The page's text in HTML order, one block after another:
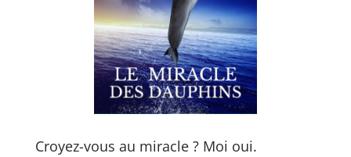
Croyez-vous au miracle ? Moi oui.